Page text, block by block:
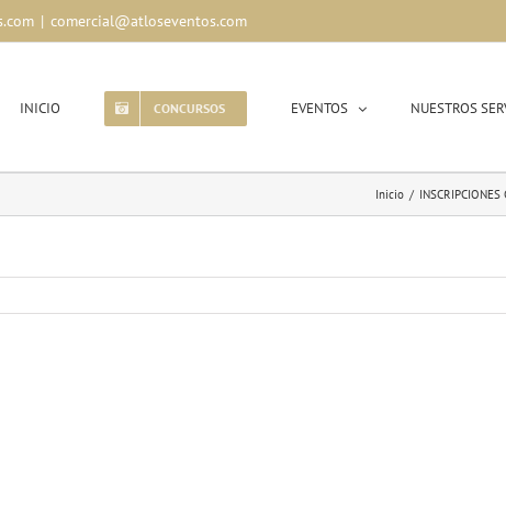
| comercial@atloseventos.com
INICIO CONCURSOS EVENTOS NUESTROS
Inicio /